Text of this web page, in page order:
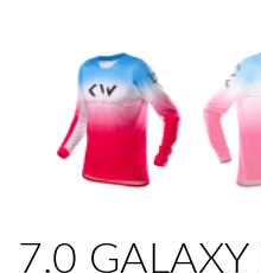
7.0 GALAXY